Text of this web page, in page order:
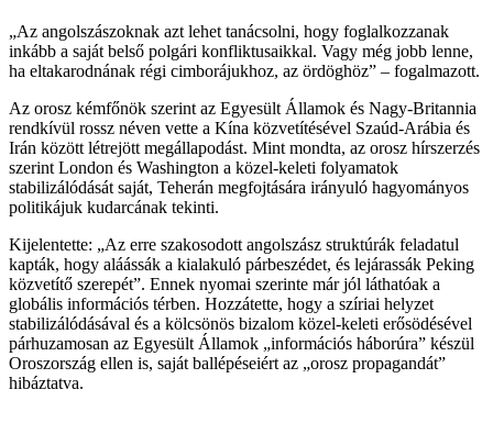
„Az angolszászoknak azt lehet tanácsolni, hogy foglalkozzanak
inkább a saját belső polgári konfliktusaikkal. Vagy még jobb lenne,
ha eltakarodnának régi cimborájukhoz, az ördöghöz” – fogalmazott.
Az orosz kémfőnök szerint az Egyesült Államok és Nagy-Britannia
rendkívül rossz néven vette a Kína közvetítésével Szaúd-Arábia és
Irán között létrejött megállapodást. Mint mondta, az orosz hírszerzés
szerint London és Washington a közel-keleti folyamatok
stabilizálódását saját, Teherán megfojtására irányuló hagyományos
politikájuk kudarcának tekinti.
Kijelentette: „Az erre szakosodott angolszász struktúrák feladatul
kapták, hogy aláássák a kialakuló párbeszédet, és lejárassák Peking
közvetítő szerepét”. Ennek nyomai szerinte már jól láthatóak a
globális információs térben. Hozzátette, hogy a szíriai helyzet
stabilizálódásával és a kölcsönös bizalom közel-keleti erősödésével
párhuzamosan az Egyesült Államok „információs háborúra” készül
Oroszország ellen is, saját ballépéseiért az „orosz propagandát”
hibáztatva.